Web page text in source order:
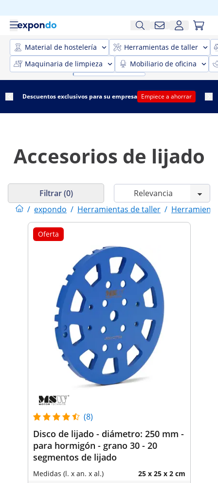
Material de hostelería
Herramientas de taller
Maquinaria de limpieza
Mobiliario de oficina
Descuentos exclusivos para su empresa Empiece a ahorrar
Accesorios de lijado
/ expondo / Herramientas de taller /
Filtrar (0)
Oferta
(8)
Disco de lijado - diámetro: 250 mm -
para hormigón - grano 30 - 20
segmentos de lijado
Medidas (l. x an. x al.) 25 x 25 x 2 cm